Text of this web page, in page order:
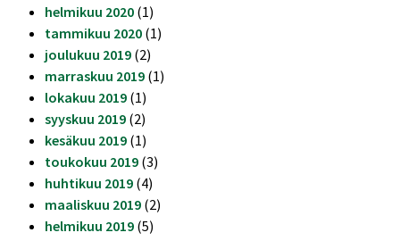
helmikuu 2020 (1)
tammikuu 2020 (1)
joulukuu 2019 (2)
marraskuu 2019 (1)
lokakuu 2019 (1)
syyskuu 2019 (2)
kesäkuu 2019 (1)
toukokuu 2019 (3)
huhtikuu 2019 (4)
maaliskuu 2019 (2)
helmikuu 2019 (5)